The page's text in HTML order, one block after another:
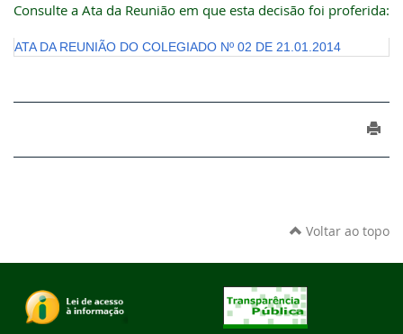
Consulte a Ata da Reunião em que esta decisão foi proferida:
ATA DA REUNIÃO DO COLEGIADO Nº 02 DE 21.01.2014
Voltar ao topo